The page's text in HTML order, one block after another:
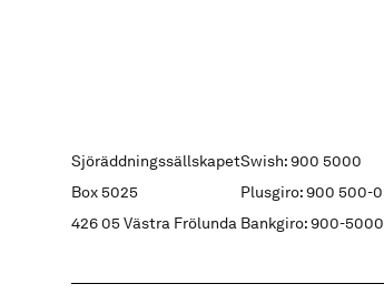
Sjöräddningssällskapet
Box 5025
426 05 Västra Frölunda
Swish: 900 5000
Plusgiro: 900 500-0
Bankgiro: 900-5000